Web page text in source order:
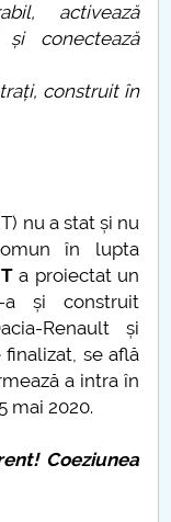
activează
conectează
construit în
nu a stat și nu
în lupta
a proiectat un
și construit
Renault și
se află
a intra în
mai 2020.
Coeziunea